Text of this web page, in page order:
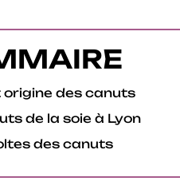
origine des canuts
de la soie à Lyon
des canuts